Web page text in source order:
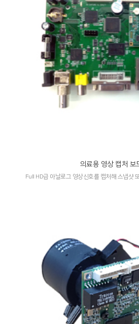
의료용 영상 캡처 보
Full HD급 아날로그 영상신호를 캡처해 스냅샷